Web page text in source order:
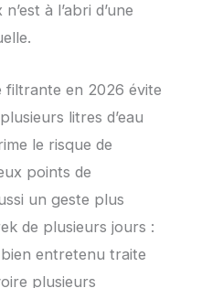
à l’abri d’une
en 2026 évite
litres d’eau
le risque de
points de
un geste plus
de plusieurs jours :
entretenu traite
plusieurs